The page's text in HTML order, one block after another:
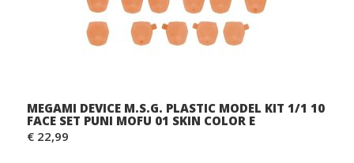
MEGAMI DEVICE M.S.G. PLASTIC MODEL KIT 1/1 10
FACE SET PUNI MOFU 01 SKIN COLOR E
€ 22,99